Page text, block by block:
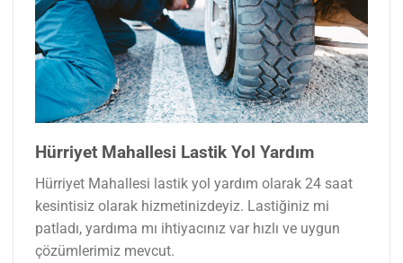
Hürriyet Mahallesi Lastik Yol Yardım
Hürriyet Mahallesi lastik yol yardım olarak 24 saat
kesintisiz olarak hizmetinizdeyiz. Lastiğiniz mi
patladı, yardıma mı ihtiyacınız var hızlı ve uygun
çözümlerimiz mevcut.